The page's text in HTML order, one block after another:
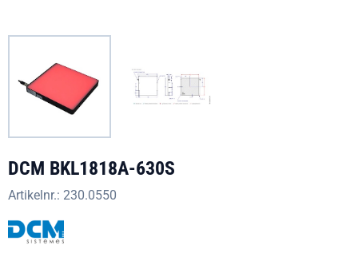
DCM BKL1818A-630S
Artikelnr.: 230.0550